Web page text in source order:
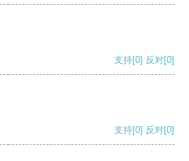
支持[0] 反对[0]
支持[0] 反对[0]